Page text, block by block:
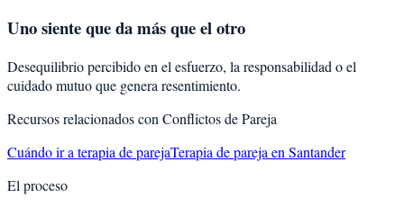
Uno siente que da más que el otro
Desequilibrio percibido en el esfuerzo, la responsabilidad o el
cuidado mutuo que genera resentimiento.
Recursos relacionados con Conflictos de Pareja
Cuándo ir a terapia de parejaTerapia de pareja en Santander
El proceso